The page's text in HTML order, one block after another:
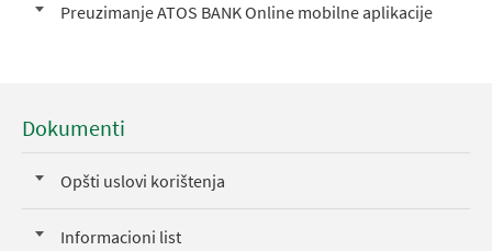
Preuzimanje ATOS BANK Online mobilne aplikacije
Dokumenti
Opšti uslovi korištenja
Informacioni list